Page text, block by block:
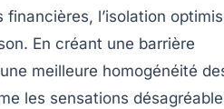
l’isolation
En créant une barrière
meilleure homogénéité
les sensations